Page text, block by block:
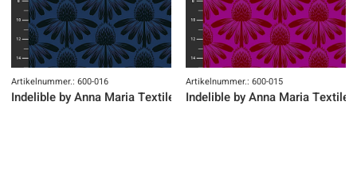
Artikelnummer.: 600-016
Indelible by Anna Maria Textiles
Artikelnummer.: 600-015
Indelible by Anna Maria Textiles